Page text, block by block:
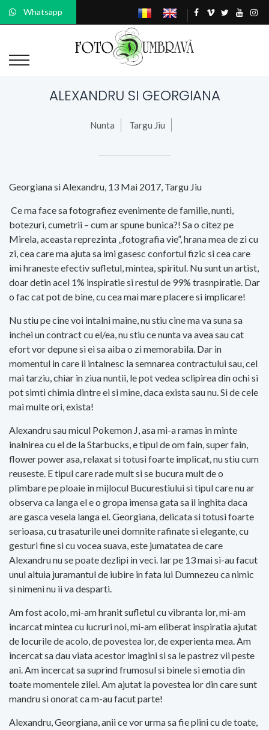
Whatsapp
ALEXANDRU SI GEORGIANA
Nunta Targu Jiu
Georgiana si Alexandru, 13 Mai 2017, Targu Jiu
Ce ma face sa fotografiez evenimente de familie, nunti,
botezuri, cumetrii – cum ar spune bunica?! Sa o citez pe
Mirela, aceasta reprezinta „fotografia vie”, hrana mea de zi cu
zi, cea care ma ajuta sa imi gasesc confortul fizic si cea care
imi hraneste efectiv sufletul, mintea, spiritul. Nu sunt un artist,
doar detin acel 1% inspiratie si restul de 99% trasnpiratie. Dar
o fac cat pot de bine, cu cea mai mare placere si implicare!
Nu stiu pe cine voi intalni maine, nu stiu cine ma va suna sa
inchei un contract cu el/ea, nu stiu ce nunta va avea sau cat
efort vor depune si ei sa aiba o zi memorabila. Dar in
momentul in care ii intalnesc la semnarea contractului sau, cel
mai tarziu, chiar in ziua nuntii, le pot vedea sclipirea din ochi si
pot simti chimia dintre ei si mine, daca exista sau nu. Si de cele
mai multe ori, exista!
Alexandru sau micul Pokemon J, asa mi-a ramas in minte
inalnirea cu el de la Starbucks, e tipul de om fain, super fain,
flower power asa, relaxat si totusi foarte implicat, nu stiu cum
reuseste. E tipul care rade mult si se bucura mult de o
plimbare pe ploaie in mijlocul Bucurestiului si tipul care nu ar
observa ca langa el e o gropa imensa gata sa il inghita daca
are gasca vesela langa el. Georgiana, delicata si totusi foarte
serioasa, cu trasaturile unei domnite rafinate si elegante, cu
gesturi fine si cu vocea suava, este jumatatea de care
Alexandru nu se poate dezlipi in veci. Iar pe 13 mai si-au facut
unul altuia juramantul de iubire in fata lui Dumnezeu ca nimic
si nimeni nu ii va desparti.
Am fost acolo, mi-am hranit sufletul cu vibranta lor, mi-am
incarcat mintea cu lucruri noi, mi-am eliberat inspiratia ajutat
de locurile de acolo, de povestea lor, de experienta mea. Am
incercat sa dau viata acestor imagini si sa le pastrez vii peste
ani. Am incercat sa suprind frumosul si binele si emotia din
toate momentele zilei. Am ajutat la povestea lor din care sunt
mandru si onorat ca m-au facut parte!
Alexandru, Georgiana, anii ce vor urma sa fie plini cu de toate,